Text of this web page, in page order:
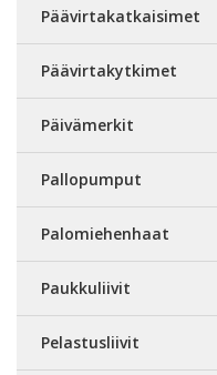
Päävirtakatkaisimet
Päävirtakytkimet
Päivämerkit
Pallopumput
Palomiehenhaat
Paukkuliivit
Pelastusliivit